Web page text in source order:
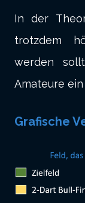
In der
trotzdem
werden
Amateure
Grafische